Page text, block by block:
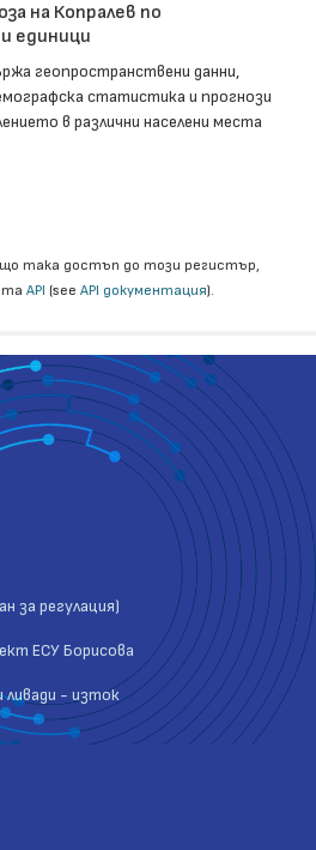
на Копралев по
единици
геопространствени данни,
статистика и прогнози
в различни населени места
така достъп до този регистър,
API (see API документация).
за регулация)
ЕСУ Борисова
- изток